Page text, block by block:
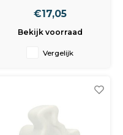
€17,05
Bekijk voorraad
Vergelijk